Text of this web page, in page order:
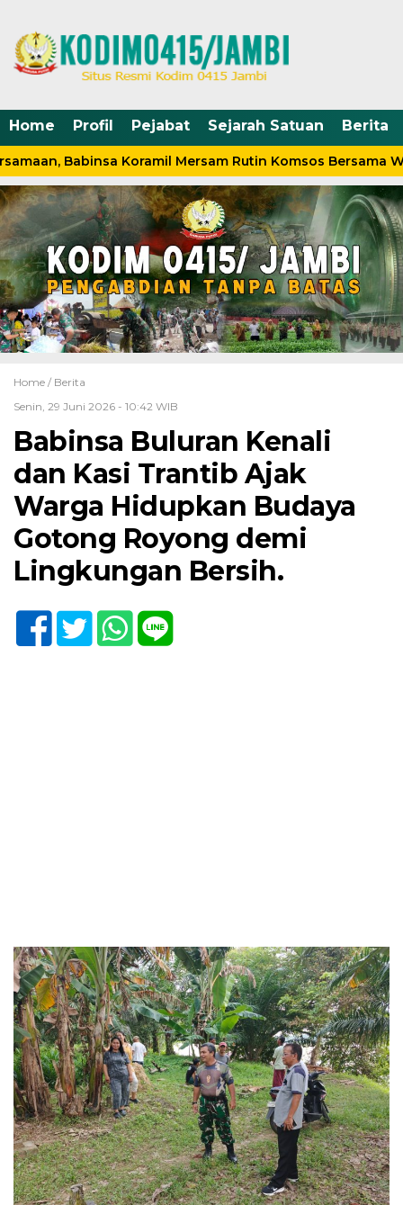
Home Profil Pejabat Sejarah Satuan Berita
Babinsa Koramil Mersam Rutin Komsos Bersama
Home / Berita
Senin, 29 Juni 2026 - 10:42 WIB
Babinsa Buluran Kenali
dan Kasi Trantib Ajak
Warga Hidupkan Budaya
Gotong Royong demi
Lingkungan Bersih.